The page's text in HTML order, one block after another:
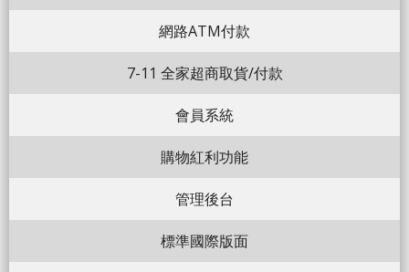
網路ATM付款
7-11 全家超商取貨/付款
會員系統
購物紅利功能
管理後台
標準國際版面